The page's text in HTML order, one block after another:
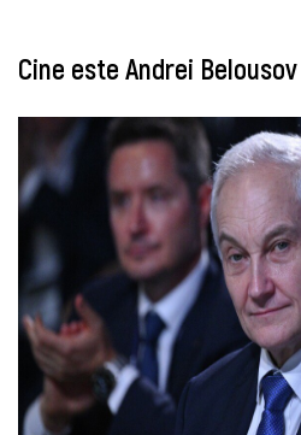
Cine este Andrei Belousov